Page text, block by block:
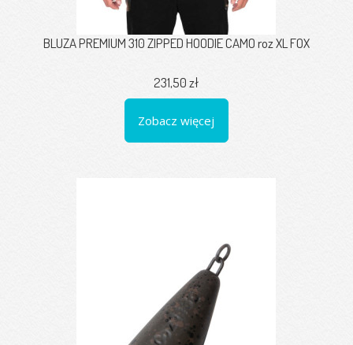
BLUZA PREMIUM 310 ZIPPED HOODIE CAMO roz XL FOX
231,50 zł
Zobacz więcej